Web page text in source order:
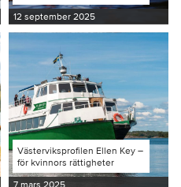
12 september 2025
Västerviksprofilen Ellen Key –
för kvinnors rättigheter
7 mars 2025